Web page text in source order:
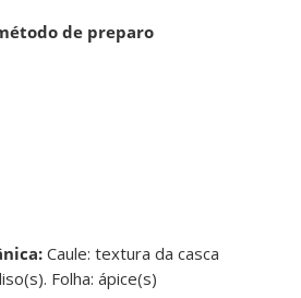
de preparo
Caule: textura da casca
Folha: ápice(s)